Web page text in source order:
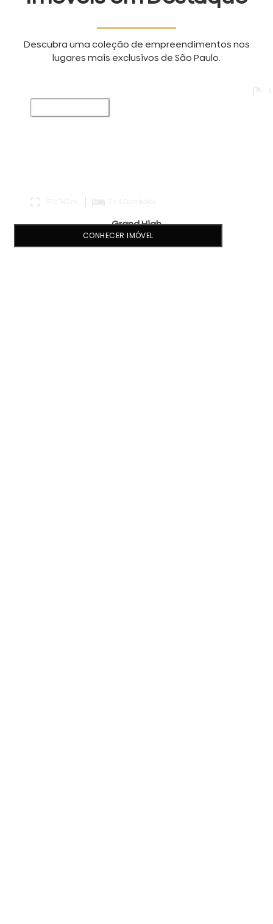
Descubra uma coleção de empreendimentos nos
lugares mais exclusivos de São Paulo.
Grand High
CONHECER IMÓVEL